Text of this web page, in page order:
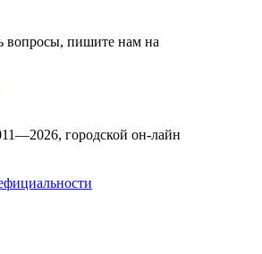
вопросы, пишите нам на
городской он-лайн